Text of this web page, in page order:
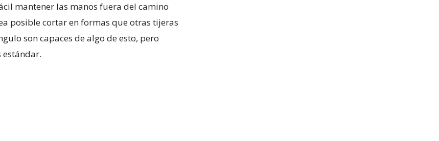
mantener las manos fuera del camino
posible cortar en formas que otras tijeras
son capaces de algo de esto, pero
estándar.